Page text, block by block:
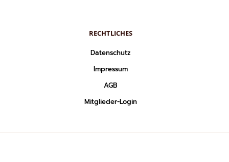
RECHTLICHES
Datenschutz
Impressum
AGB
Mitglieder-Login